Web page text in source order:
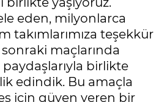
eden, milyonlarca
teşekkür
maçlarında
paydaşlarıyla birlikte
edindik. Bu amaçla
için güven veren bir